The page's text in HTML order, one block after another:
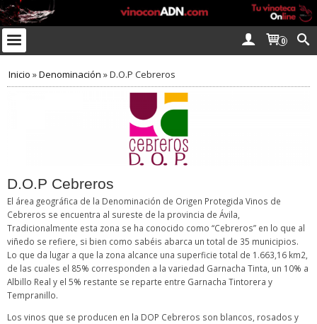
0
Inicio »Denominación »D.O.P Cebreros
D.O.P Cebreros
El área geográfica de la Denominación de Origen Protegida Vinos de
Cebreros se encuentra al sureste de la provincia de Ávila,
Tradicionalmente esta zona se ha conocido como “Cebreros” en lo que al
viñedo se refiere, si bien como sabéis abarca un total de 35 municipios.
Lo que da lugar a que la zona alcance una superficie total de 1.663,16 km2,
de las cuales el 85% corresponden a la variedad Garnacha Tinta, un 10% a
Albillo Real y el 5% restante se reparte entre Garnacha Tintorera y
Tempranillo.
Los vinos que se producen en la DOP Cebreros son blancos, rosados y